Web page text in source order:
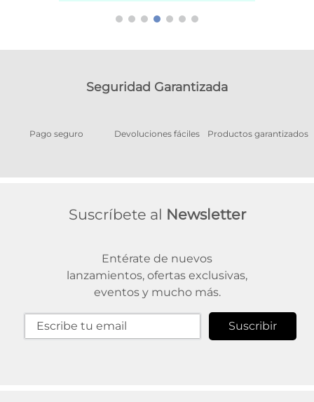
Seguridad Garantizada
Pago seguro Devoluciones fáciles Productos garantizados
Suscríbete al Newsletter
Entérate de nuevos
lanzamientos, ofertas exclusivas,
eventos y mucho más.
Suscribir